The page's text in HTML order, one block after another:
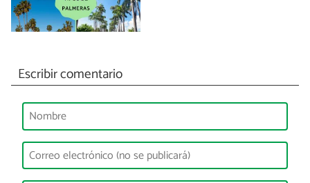
Escribir comentario